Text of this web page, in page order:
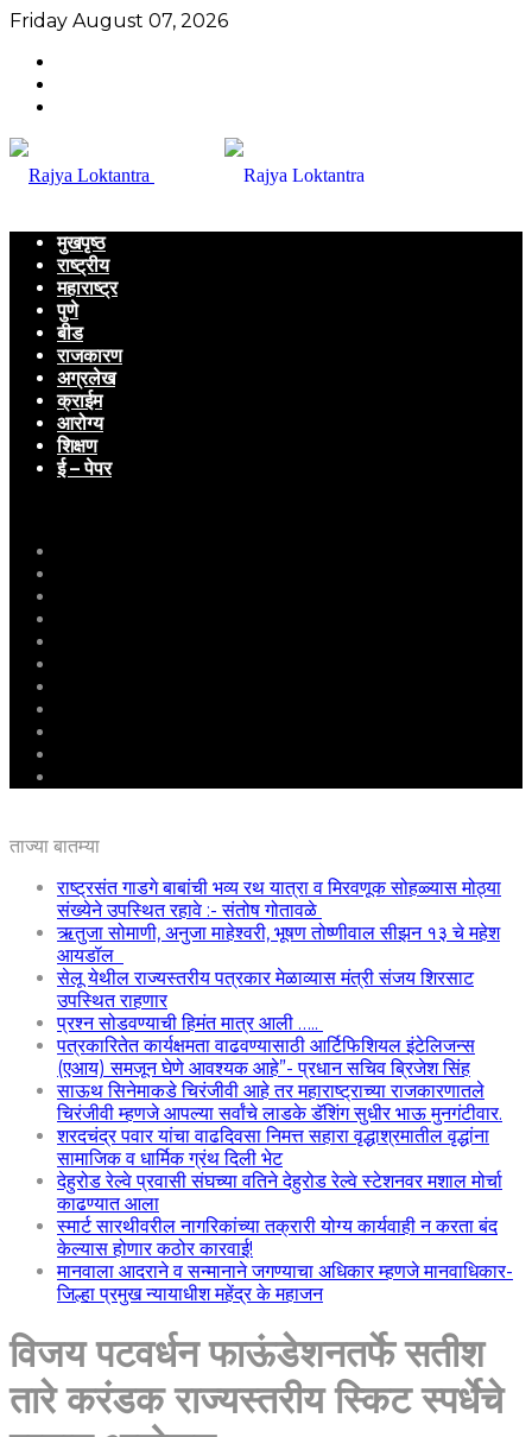
Friday August 07, 2026
मुखपृष्ठ
राष्ट्रीय
महाराष्ट्र
पुणे
बीड
राजकारण
अग्रलेख
क्राईम
आरोग्य
शिक्षण
ई – पेपर
ताज्या बातम्या
राष्ट्रसंत गाडगे बाबांची भव्य रथ यात्रा व मिरवणूक सोहळ्यास मोठ्या
संख्येने उपस्थित रहावे :- संतोष गोतावळे
ऋतुजा सोमाणी, अनुजा माहेश्वरी, भूषण तोष्णीवाल सीझन १३ चे महेश
आयडॉल
सेलू येथील राज्यस्तरीय पत्रकार मेळाव्यास मंत्री संजय शिरसाट
उपस्थित राहणार
प्रश्न सोडवण्याची हिमंत मात्र आली …..
पत्रकारितेत कार्यक्षमता वाढवण्यासाठी आर्टिफिशियल इंटेलिजन्स
(एआय) समजून घेणे आवश्यक आहे”- प्रधान सचिव ब्रिजेश सिंह
साऊथ सिनेमाकडे चिरंजीवी आहे तर महाराष्ट्राच्या राजकारणातले
चिरंजीवी म्हणजे आपल्या सर्वांचे लाडके डॅशिंग सुधीर भाऊ मुनगंटीवार.
शरदचंद्र पवार यांचा वाढदिवसा निमत्त सहारा वृद्धाश्रमातील वृद्धांना
सामाजिक व धार्मिक ग्रंथ दिली भेट
देहुरोड रेल्वे प्रवासी संघच्या वतिने देहुरोड रेल्वे स्टेशनवर मशाल मोर्चा
काढण्यात आला
स्मार्ट सारथीवरील नागरिकांच्या तक्रारी योग्य कार्यवाही न करता बंद
केल्यास होणार कठोर कारवाई!
मानवाला आदराने व सन्मानाने जगण्याचा अधिकार म्हणजे मानवाधिकार-
जिल्हा प्रमुख न्यायाधीश महेंद्र के महाजन
विजय पटवर्धन फाऊंडेशनतर्फे सतीश
तारे करंडक राज्यस्तरीय स्किट स्पर्धेचे